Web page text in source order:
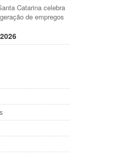
Catarina celebra
de empregos